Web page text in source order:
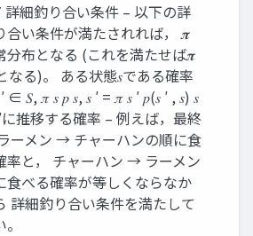
詳細釣り合い条件 – 以下の詳
合い条件が満たされれば， 𝝅
分布となる (これを満たせば𝝅
なる)。 ある状態𝑠である確率
∈ 𝑆, 𝜋 𝑠 𝑝 𝑠, 𝑠 ′ = 𝜋 𝑠 ′ 𝑝(𝑠 ′ , 𝑠) 𝑠
に推移する確率 – 例えば，最終
ーメン → チャーハンの順に食
率と， チャーハン → ラーメン
食べる確率が等しくならなか
詳細釣り合い条件を満たして